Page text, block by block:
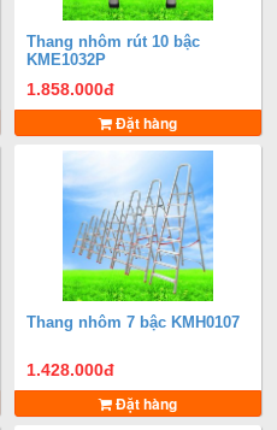
Thang nhôm rút 10 bậc
KME1032P
1.858.000đ
Đặt hàng
Thang nhôm 7 bậc KMH0107
1.428.000đ
Đặt hàng